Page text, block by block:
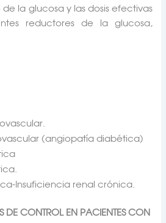
la glucosa y las dosis efectivas
reductores de la glucosa,
(angiopatía diabética)
Insuficiencia renal crónica.
DE CONTROL EN PACIENTES CON